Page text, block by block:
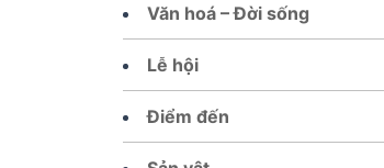
Văn hoá – Đời sống
Lễ hội
Điểm đến